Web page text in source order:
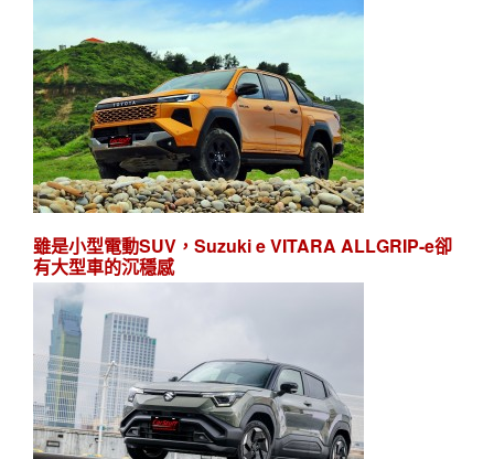
雖是小型電動SUV，Suzuki e VITARA ALLGRIP-e卻
有大型車的沉穩感